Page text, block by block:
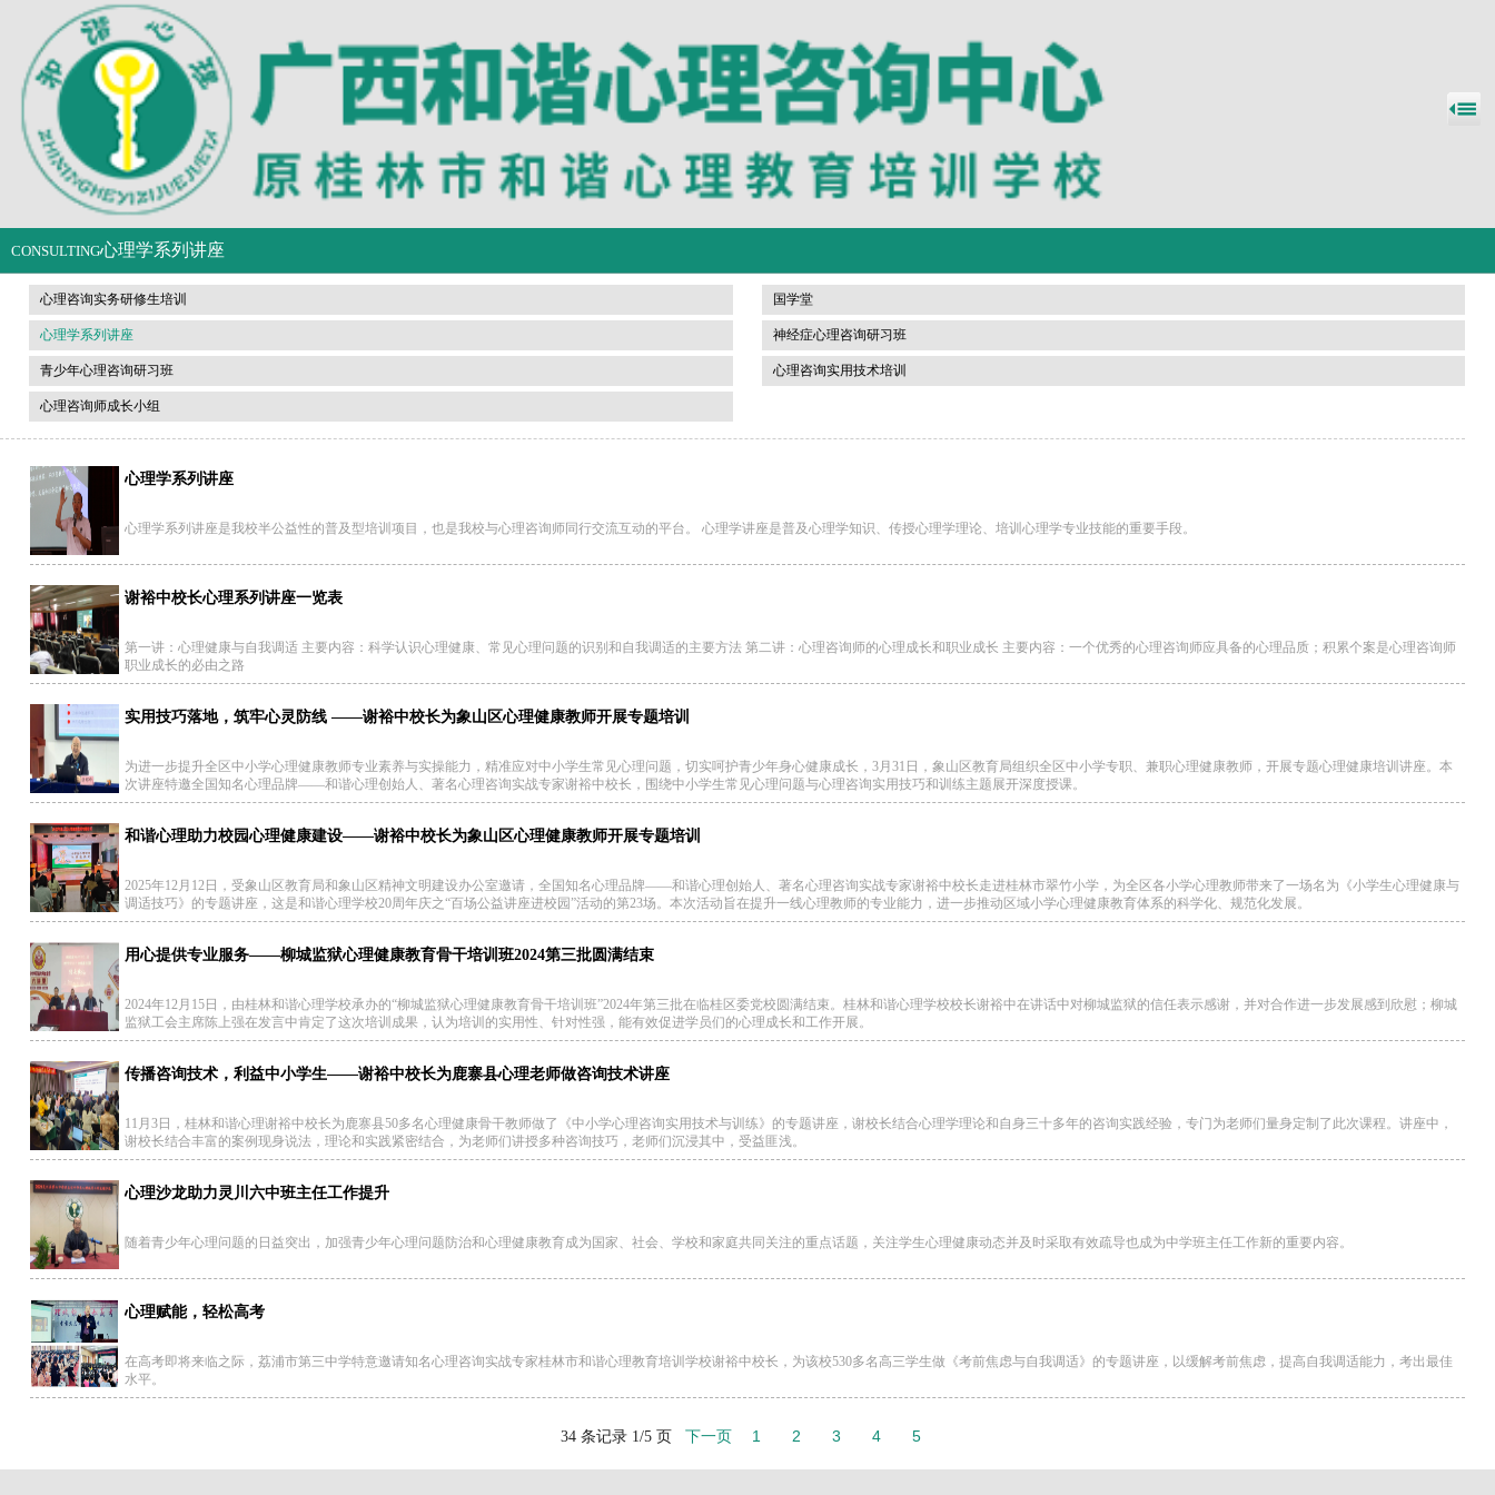
CONSULTING心理学系列讲座
心理咨询实务研修生培训 国学堂
心理学系列讲座 神经症心理咨询研习班
青少年心理咨询研习班 心理咨询实用技术培训
心理咨询师成长小组
心理学系列讲座
心理学系列讲座是我校半公益性的普及型培训项目，也是我校与心理咨询师同行交流互动的平台。 心理学讲座是普及心理学知识、传授心理学理论、培训心理学专业技能的重要手段。
谢裕中校长心理系列讲座一览表
第一讲：心理健康与自我调适 主要内容：科学认识心理健康、常见心理问题的识别和自我调适的主要方法 第二讲：心理咨询师的心理成长和职业成长 主要内容：一个优秀的心理咨询师应具备的心理品质；积累个案是心理咨询师
职业成长的必由之路
实用技巧落地，筑牢心灵防线 ——谢裕中校长为象山区心理健康教师开展专题培训
为进一步提升全区中小学心理健康教师专业素养与实操能力，精准应对中小学生常见心理问题，切实呵护青少年身心健康成长，3月31日，象山区教育局组织全区中小学专职、兼职心理健康教师，开展专题心理健康培训讲座。本
次讲座特邀全国知名心理品牌——和谐心理创始人、著名心理咨询实战专家谢裕中校长，围绕中小学生常见心理问题与心理咨询实用技巧和训练主题展开深度授课。
和谐心理助力校园心理健康建设——谢裕中校长为象山区心理健康教师开展专题培训
2025年12月12日，受象山区教育局和象山区精神文明建设办公室邀请，全国知名心理品牌——和谐心理创始人、著名心理咨询实战专家谢裕中校长走进桂林市翠竹小学，为全区各小学心理教师带来了一场名为《小学生心理健康与
调适技巧》的专题讲座，这是和谐心理学校20周年庆之“百场公益讲座进校园”活动的第23场。本次活动旨在提升一线心理教师的专业能力，进一步推动区域小学心理健康教育体系的科学化、规范化发展。
用心提供专业服务——柳城监狱心理健康教育骨干培训班2024第三批圆满结束
2024年12月15日，由桂林和谐心理学校承办的“柳城监狱心理健康教育骨干培训班”2024年第三批在临桂区委党校圆满结束。桂林和谐心理学校校长谢裕中在讲话中对柳城监狱的信任表示感谢，并对合作进一步发展感到欣慰；柳城
监狱工会主席陈上强在发言中肯定了这次培训成果，认为培训的实用性、针对性强，能有效促进学员们的心理成长和工作开展。
传播咨询技术，利益中小学生——谢裕中校长为鹿寨县心理老师做咨询技术讲座
11月3日，桂林和谐心理谢裕中校长为鹿寨县50多名心理健康骨干教师做了《中小学心理咨询实用技术与训练》的专题讲座，谢校长结合心理学理论和自身三十多年的咨询实践经验，专门为老师们量身定制了此次课程。讲座中，
谢校长结合丰富的案例现身说法，理论和实践紧密结合，为老师们讲授多种咨询技巧，老师们沉浸其中，受益匪浅。
心理沙龙助力灵川六中班主任工作提升
随着青少年心理问题的日益突出，加强青少年心理问题防治和心理健康教育成为国家、社会、学校和家庭共同关注的重点话题，关注学生心理健康动态并及时采取有效疏导也成为中学班主任工作新的重要内容。
心理赋能，轻松高考
在高考即将来临之际，荔浦市第三中学特意邀请知名心理咨询实战专家桂林市和谐心理教育培训学校谢裕中校长，为该校530多名高三学生做《考前焦虑与自我调适》的专题讲座，以缓解考前焦虑，提高自我调适能力，考出最佳
水平。
34 条记录 1/5 页 下一页 1 2 3 4 5